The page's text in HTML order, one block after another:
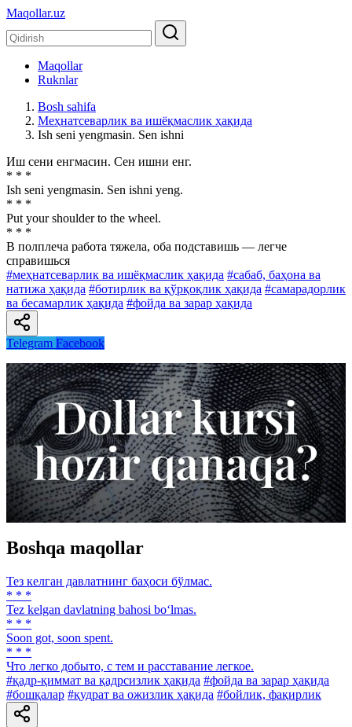
Maqollar.uz
Maqollar
Ruknlar
Bosh sahifa
Меҳнатсеварлик ва ишёқмаслик ҳақида
Ish seni yengmasin. Sen ishni
Иш сени енгмасин. Сен ишни енг.
* * *
Ish seni yengmasin. Sen ishni yeng.
* * *
Put your shoulder to the wheel.
* * *
В полплеча работа тяжела, оба подставишь — легче
справишься
#меҳнатсеварлик ва ишёқмаслик ҳақида #сабаб, баҳона ва
натижа ҳақида #ботирлик ва қўрқоқлик ҳақида #самарадорлик
ва бесамарлик ҳақида #фойда ва зарар ҳақида
Telegram Facebook
Boshqa maqollar
Тез келган давлатнинг баҳоси бўлмас.
* * *
Tez kelgan davlatning bahosi bo‘lmas.
* * *
Soon got, soon spent.
* * *
Что легко добыто, с тем и расставание легкое.
#қадр-қиммат ва қадрсизлик ҳақида #фойда ва зарар ҳақида
#бошқалар #қудрат ва ожизлик ҳақида #бойлик, фақирлик